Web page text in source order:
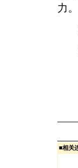
力。
保
(
■相关